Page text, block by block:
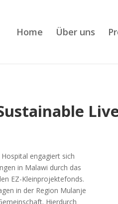
Home Über uns
engagiert sich
in Malawi durch das
EZ-Kleinprojektefonds.
in der Region Mulanje
Hierdurch